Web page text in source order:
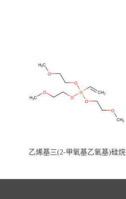
乙烯基三(2-甲氧基乙氧基)硅烷